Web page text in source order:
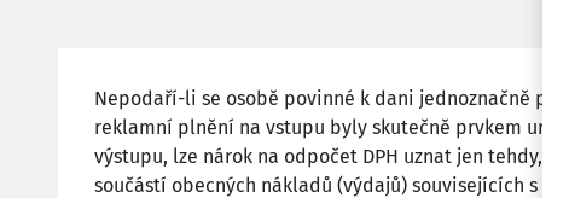
Nepodaří-li se osobě povinné k dani jednoznačně
reklamní plnění na vstupu byly skutečně prvkem
výstupu, lze nárok na odpočet DPH uznat jen tehdy,
součástí obecných nákladů (výdajů) souvisejících s